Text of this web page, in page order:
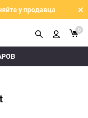
у продавца
0